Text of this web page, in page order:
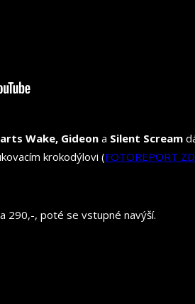
Wake, Gideon a Silent Scream
krokodýlovi (FOTOREPORT
290,-, poté se vstupné navýší.